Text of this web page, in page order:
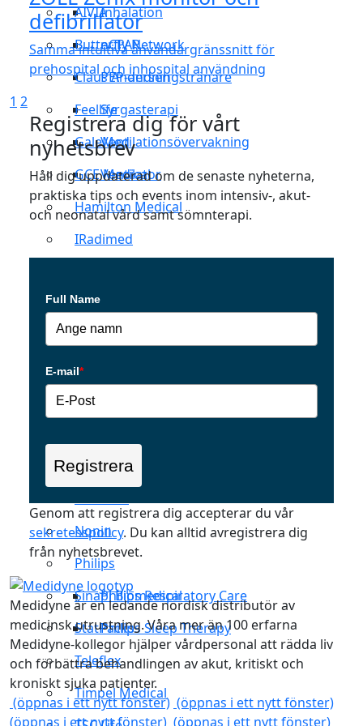
Inhalation
nCPAP
PEP-andningstränare
Syrgasterapi
Ventilationsövervakning
Ventilator
AIVIA
Butterfly Network
Claus Andersen
Feellife
GaleMed
GCE Medical
Hamilton Medical
IRadimed
Laerdal
LMT Medical Systems
Masimo
medin Medical
Metran
Microlife
Nonin
Philips
Philips Respiratory Care
Philips Sleep Therapy
Sinapi Biomedical
StatPacks
Teleflex
Timpel Medical
defibrillator
Samma intuitiva användargränssnitt för
prehospital och inhospital användning
1 2
Registrera dig för vårt
nyhetsbrev
Håll dig uppdaterad om de senaste nyheterna,
praktiska tips och events inom intensiv-, akut-
och neonatal vård samt sömnterapi.
Full Name
E-mail*
Registrera
Genom att registrera dig accepterar du vår
sekretesspolicy. Du kan alltid avregistrera dig
från nyhetsbrevet.
Medidyne är en ledande nordisk distributör av
medicinsk utrustning. Våra mer än 100 erfarna
Medidyne-kollegor hjälper vårdpersonal att rädda liv
och förbättra behandlingen av akut, kritiskt och
kroniskt sjuka patienter.
(öppnas i ett nytt fönster) (öppnas i ett nytt fönster)
(öppnas i ett nytt fönster) (öppnas i ett nytt fönster)